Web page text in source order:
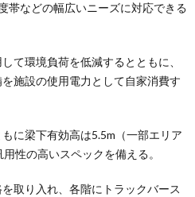
帯などの幅広いニーズに対応できる
て環境負荷を低減するとともに、
施設の使用電力として自家消費す
に梁下有効高は5.5m（一部エリア
性の高いスペックを備える。
取り入れ、各階にトラックバース